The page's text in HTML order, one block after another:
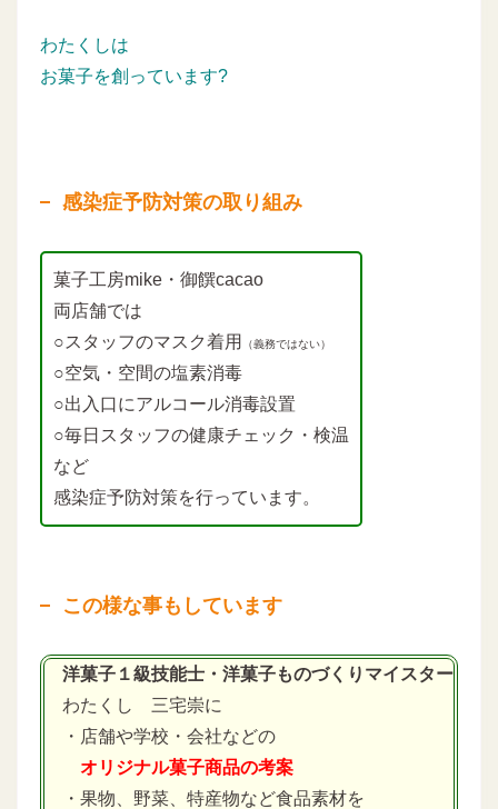
わたくしは
お菓子を創っています?
感染症予防対策の取り組み
菓子工房mike・御饌cacao
両店舗では
○スタッフのマスク着用
（義務ではない）
○空気・空間の塩素消毒
○出入口にアルコール消毒設置
○毎日スタッフの健康チェック・検温
など
感染症予防対策を行っています。
この様な事もしています
洋菓子１級技能士・洋菓子ものづくりマイスター
わたくし 三宅崇に
・店舗や学校・会社などの
オリジナル菓子商品の考案
・果物、野菜、特産物など食品素材を